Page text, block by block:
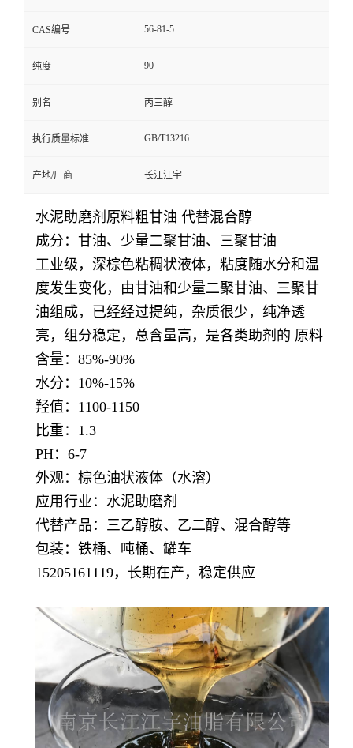
CAS编号 56-81-5
纯度 90
别名 丙三醇
执行质量标准 GB/T13216
产地/厂商 长江江宇
水泥助磨剂原料粗甘油 代替混合醇
成分：甘油、少量二聚甘油、三聚甘油
工业级，深棕色粘稠状液体，粘度随水分和温
度发生变化，由甘油和少量二聚甘油、三聚甘
油组成，已经经过提纯，杂质很少，纯净透
亮，组分稳定，总含量高，是各类助剂的 原料
含量：85%-90%
水分：10%-15%
羟值：1100-1150
比重：1.3
PH：6-7
外观：棕色油状液体（水溶）
应用行业： 水泥助磨剂
代替产品：三乙醇胺、乙二醇、混合醇等
包装：铁桶、吨桶、罐车
15205161119，长期在产，稳定供应